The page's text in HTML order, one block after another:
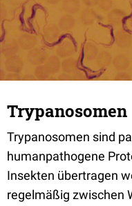
Trypanosomen
Trypanosomen sind
humanpathogene
Insekten übertragen
regelmäßig zwischen